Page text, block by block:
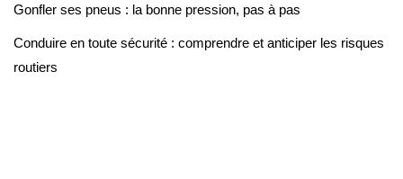
Gonfler ses pneus : la bonne pression, pas à pas
Conduire en toute sécurité : comprendre et anticiper les risques
routiers